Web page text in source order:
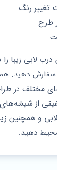
تغییر رنگ
طرح
لابی زیبا
دهید.
مختلف در
از
و همچنین
دهید.